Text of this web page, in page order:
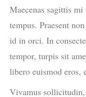
Maecenas sagittis
tempus. Praesent
id in orci. In
tempor, turpis sit
libero euismod eros,
Vivamus